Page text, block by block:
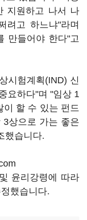
지원하고 나서 나
려고 하느냐"라며
만들어야 한다"고
시험계획(IND) 신
요하다"며 "임상 1
이 할 수 있는 펀드
상으로 가는 좋은
했습니다.
윤리강령에 따라
했습니다.